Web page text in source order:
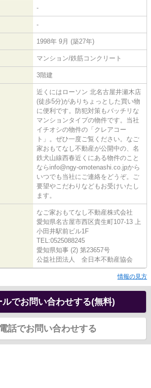
-
-
1998年 9月 (築27年)
マンション/鉄筋コンクリート
3階建
近くにはローソン 北名古屋井瀬木店
(徒歩5分)がありちょっとした買い物
に便利です。防犯対策もバッチリな
マンションタイプの物件です。当社
イチオシの物件の「クレアコー
ト」。ぜひ一度ご覧ください。なご
家おもてなし不動産が公開中の、名
鉄犬山線西春近くにある物件のこと
ならinfo@ngy-omotenashi.co.jpから
いつでも当社にご連絡をどうぞ。ご
要望やこだわりなどもお受けいたし
ます。
なご家おもてなし不動産株式会社
愛知県名古屋市西区貴生町107-13 上
小田井駅前ビル1F
TEL:0525088245
愛知県知事 (2) 第23657号
公益社団法人 全日本不動産協会
情報の見方
ルでお問い合わせする(無料)
電話でお問い合わせする